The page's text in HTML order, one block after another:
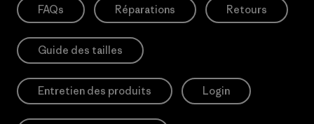
FAQs Réparations Retours
Guide des tailles
Entretien des produits Login